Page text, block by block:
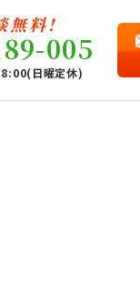
無料!
005
日曜定休)